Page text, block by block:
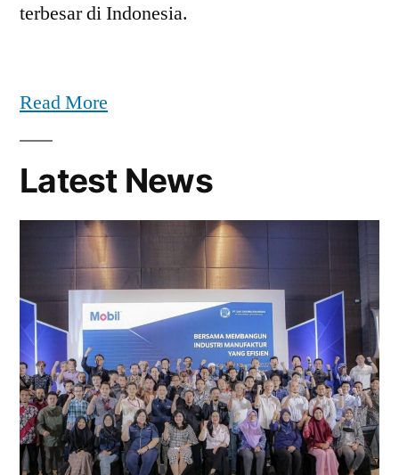
terbesar di Indonesia.
Read More
Latest News